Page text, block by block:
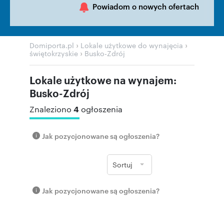
Powiadom o nowych ofertach
Domiporta.pl › Lokale użytkowe do wynajęcia ›
świętokrzyskie › Busko-Zdrój
Lokale użytkowe na wynajem:
Busko-Zdrój
Znaleziono 4ogłoszenia
Jak pozycjonowane są ogłoszenia?
Sortuj
Jak pozycjonowane są ogłoszenia?